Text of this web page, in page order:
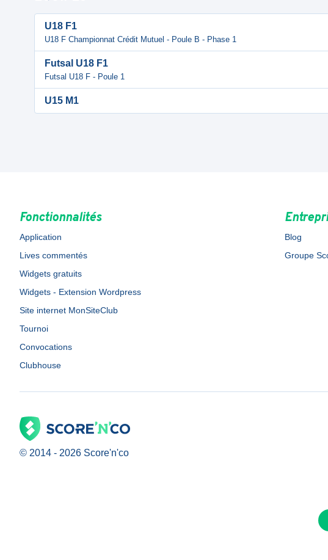
U18 F1
U18 F Championnat Crédit Mutuel - Poule B - Phase 1
Futsal U18 F1
Futsal U18 F - Poule 1
U15 M1
Fonctionnalités
Application
Lives commentés
Widgets gratuits
Widgets - Extension Wordpress
Site internet MonSiteClub
Tournoi
Convocations
Clubhouse
Blog
Groupe
© 2014 - 2026 Score'n'co